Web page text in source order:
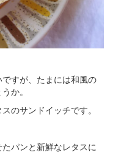
すが、たまには和風の
か。
のサンドイッチです。
パンと新鮮なレタスに